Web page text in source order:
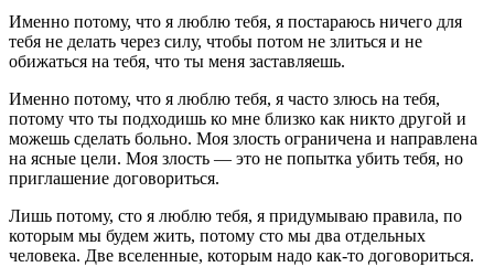
Именно потому, что я люблю тебя, я постараюсь ничего для
тебя не делать через силу, чтобы потом не злиться и не
обижаться на тебя, что ты меня заставляешь.
Именно потому, что я люблю тебя, я часто злюсь на тебя,
потому что ты подходишь ко мне близко как никто другой и
можешь сделать больно. Моя злость ограничена и направлена
на ясные цели. Моя злость — это не попытка убить тебя, но
приглашение договориться.
Лишь потому, сто я люблю тебя, я придумываю правила, по
которым мы будем жить, потому сто мы два отдельных
человека. Две вселенные, которым надо как-то договориться.